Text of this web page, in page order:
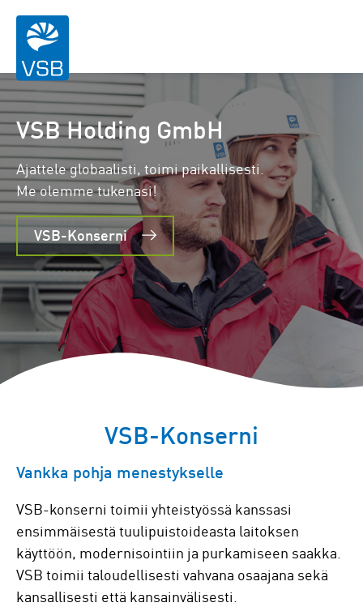
VSB-Konserni
VSB Holding GmbH
Ajattele globaalisti, toimi paikallisesti.
Me olemme tukenasi!
VSB-Konserni
Vankka pohja menestykselle
VSB-konserni toimii yhteistyössä kanssasi
ensimmäisestä tuulipuistoideasta laitoksen
käyttöön, modernisointiin ja purkamiseen saakka.
VSB toimii taloudellisesti vahvana osaajana sekä
kansallisesti että kansainvälisesti.